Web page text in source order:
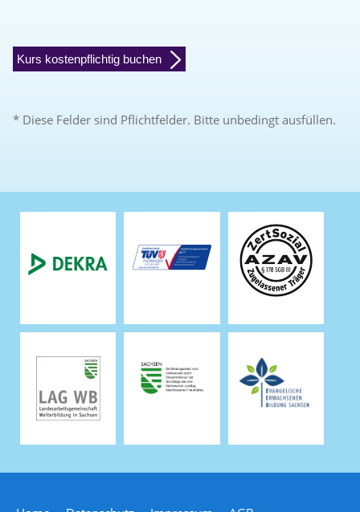
Kurs kostenpflichtig buchen
* Diese Felder sind Pflichtfelder. Bitte unbedingt ausfüllen.